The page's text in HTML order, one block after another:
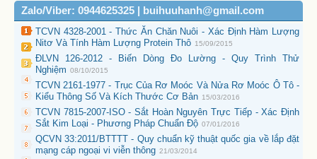
Zalo/Viber: 0944625325 | buihuuhanh@gmail.com
TCVN 4328-2001 - Thức Ăn Chăn Nuôi - Xác Định Hàm Lượng
Nitơ Và Tính Hàm Lượng Protein Thô 15/09/2015
ĐLVN 126-2012 - Biến Dòng Đo Lường - Quy Trình Thử
Nghiệm 08/10/2015
TCVN 2161-1977 - Trục Của Rơ Moóc Và Nửa Rơ Moóc Ô Tô -
Kiểu Thông Số Và Kích Thước Cơ Bản 15/03/2016
TCVN 7815-2007-ISO - Sắt Hoàn Nguyên Trực Tiếp - Xác Định
Sắt Kim Loại - Phương Pháp Chuẩn Độ 07/01/2016
QCVN 33:2011/BTTTT - Quy chuẩn kỹ thuật quốc gia về lắp đặt
mạng cáp ngoại vi viễn thông 21/03/2014